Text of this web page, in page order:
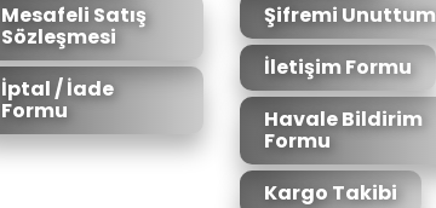
Mesafeli Satış
Sözleşmesi
İptal / İade
Formu
Şifremi Unuttum
İletişim Formu
Havale Bildirim
Formu
Kargo Takibi